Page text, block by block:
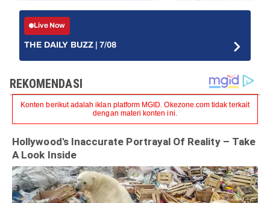
Live Now
THE DAILY BUZZ | 7/08